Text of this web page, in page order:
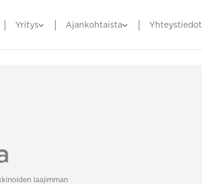
Yritys Ajankohtaista Yhteystiedot
laajimman